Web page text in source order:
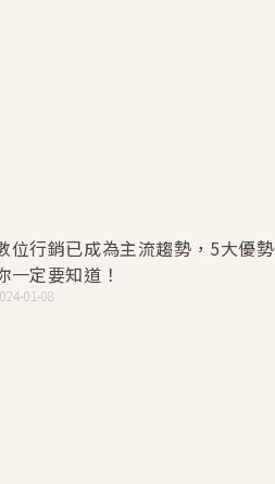
位行銷已成為主流趨勢，5大優勢
一定要知道！
01-08